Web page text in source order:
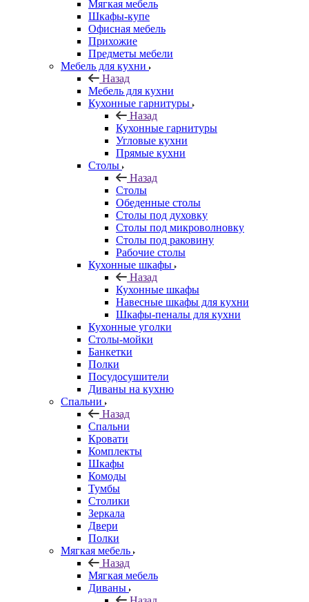
Мягкая мебель
Шкафы-купе
Офисная мебель
Прихожие
Предметы мебели
Мебель для кухни
Назад
Мебель для кухни
Кухонные гарнитуры
Назад
Кухонные гарнитуры
Угловые кухни
Прямые кухни
Столы
Назад
Столы
Обеденные столы
Столы под духовку
Столы под микроволновку
Столы под раковину
Рабочие столы
Кухонные шкафы
Назад
Кухонные шкафы
Навесные шкафы для кухни
Шкафы-пеналы для кухни
Кухонные уголки
Столы-мойки
Банкетки
Полки
Посудосушители
Диваны на кухню
Спальни
Назад
Спальни
Кровати
Комплекты
Шкафы
Комоды
Тумбы
Столики
Зеркала
Двери
Полки
Мягкая мебель
Назад
Мягкая мебель
Диваны